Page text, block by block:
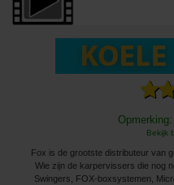
Bekijk
Fox is de grootste distributeur van
Wie zijn de karpervissers die nog
Swingers, FOX-boxsystemen,